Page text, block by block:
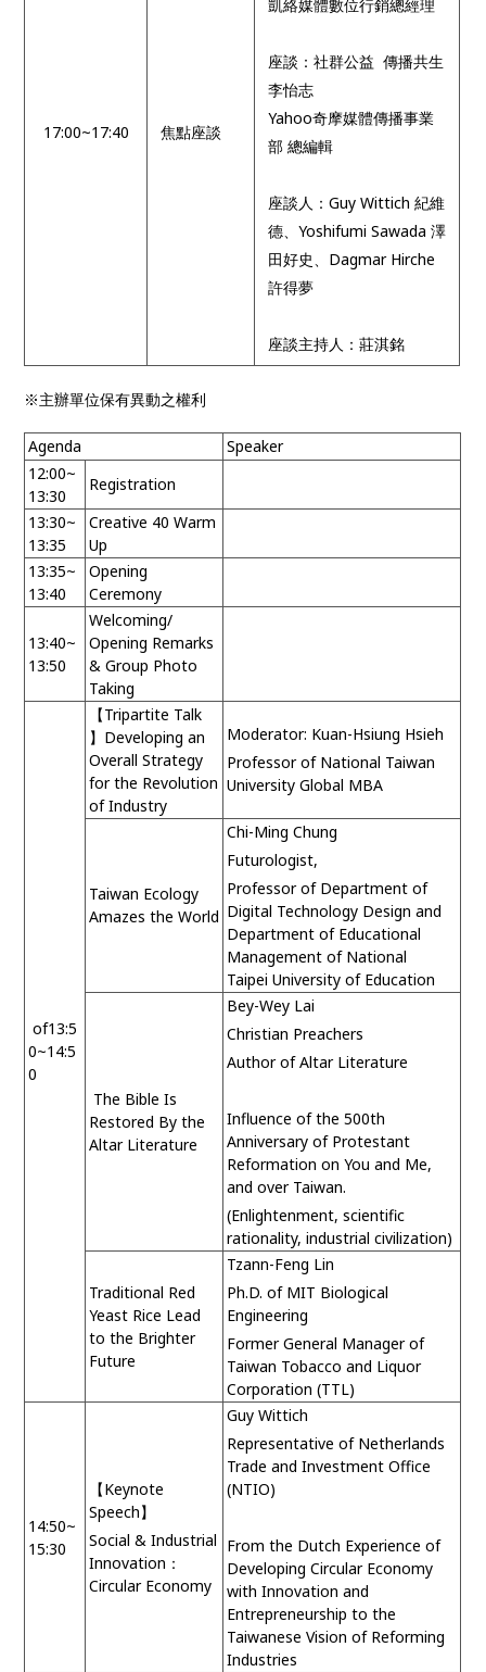
17:00~17:40 焦點座談
凱絡媒體數位行銷總經理
座談：社群公益 傳播共生
李怡志
Yahoo奇摩媒體傳播事業
部 總編輯
座談人：Guy Wittich 紀維
德、Yoshifumi Sawada 澤
田好史、Dagmar Hirche
許得夢
座談主持人：莊淇銘
※主辦單位保有異動之權利
Agenda
Speaker
12:00~
13:30
Registration
13:30~
13:35
Creative 40 Warm
Up
13:35~
13:40
Opening
Ceremony
13:40~
13:50
Welcoming/
Opening Remarks
& Group Photo
Taking
of13:5
0~14:5
0
【Tripartite Talk
】 Developing an
Overall Strategy
for the Revolution
of Industry
Moderator: Kuan-Hsiung Hsieh
Professor of National Taiwan
University Global MBA
Taiwan Ecology
Amazes the World
Chi-Ming Chung
Futurologist,
Professor of Department of
Digital Technology Design and
Department of Educational
Management of National
Taipei University of Education
The Bible Is
Restored By the
Altar Literature
Bey-Wey Lai
Christian Preachers
Author of Altar Literature
Influence of the 500th
Anniversary of Protestant
Reformation on You and Me,
and over Taiwan.
(Enlightenment, scientific
rationality, industrial civilization)
Traditional Red
Yeast Rice Lead
to the Brighter
Future
Tzann-Feng Lin
Ph.D. of MIT Biological
Engineering
Former General Manager of
Taiwan Tobacco and Liquor
Corporation (TTL)
14:50~
15:30
【Keynote
Speech】
Social & Industrial
Innovation ：
Circular Economy
Guy Wittich
Representative of Netherlands
Trade and Investment Office
(NTIO)
From the Dutch Experience of
Developing Circular Economy
with Innovation and
Entrepreneurship to the
Taiwanese Vision of Reforming
Industries